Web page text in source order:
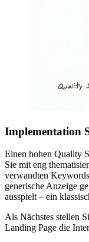
Implementation
Einen hohen Quality
Sie mit eng
verwandten
generische Anzeige
ausspielt – ein
Als Nächstes stellen
Landing Page die